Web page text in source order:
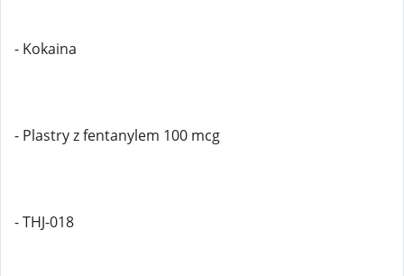
- Kokaina
- Plastry z fentanylem 100 mcg
- THJ-018